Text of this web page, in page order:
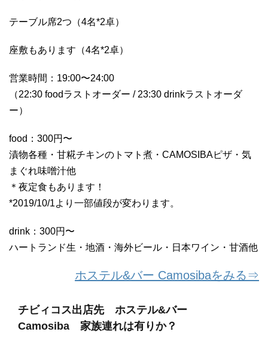
テーブル席2つ（4名*2卓）
座敷もあります（4名*2卓）
営業時間：19:00〜24:00
（22:30 foodラストオーダー / 23:30 drinkラストオーダ
ー）
food：300円〜
漬物各種・甘糀チキンのトマト煮・CAMOSIBAピザ・気
まぐれ味噌汁他
＊夜定食もあります！
*2019/10/1より一部値段が変わります。
drink：300円〜
ハートランド生・地酒・海外ビール・日本ワイン・甘酒他
ホステル&バー Camosibaをみる⇒
チビィコス出店先 ホステル&バー
Camosiba 家族連れは有りか？